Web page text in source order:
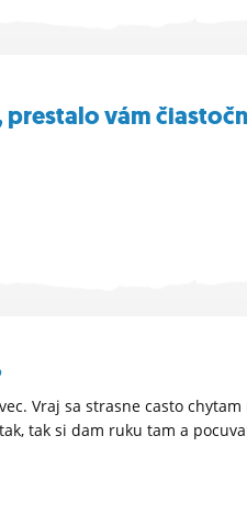
vám
Vraj sa strasne casto
tak si dam ruku tam a